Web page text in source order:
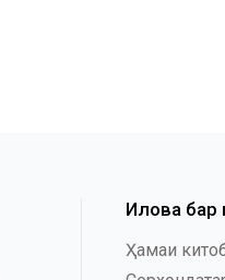
Илова бар
Ҳамаи